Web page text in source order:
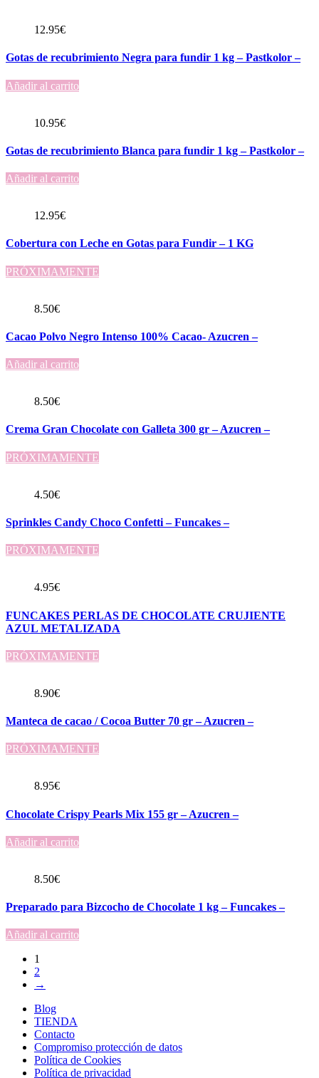
12.95€
Gotas de recubrimiento Negra para fundir 1 kg – Pastkolor –
Añadir al carrito
10.95€
Gotas de recubrimiento Blanca para fundir 1 kg – Pastkolor –
Añadir al carrito
12.95€
Cobertura con Leche en Gotas para Fundir – 1 KG
PRÓXIMAMENTE
8.50€
Cacao Polvo Negro Intenso 100% Cacao- Azucren –
Añadir al carrito
8.50€
Crema Gran Chocolate con Galleta 300 gr – Azucren –
PRÓXIMAMENTE
4.50€
Sprinkles Candy Choco Confetti – Funcakes –
PRÓXIMAMENTE
4.95€
FUNCAKES PERLAS DE CHOCOLATE CRUJIENTE
AZUL METALIZADA
PRÓXIMAMENTE
8.90€
Manteca de cacao / Cocoa Butter 70 gr – Azucren –
PRÓXIMAMENTE
8.95€
Chocolate Crispy Pearls Mix 155 gr – Azucren –
Añadir al carrito
8.50€
Preparado para Bizcocho de Chocolate 1 kg – Funcakes –
Añadir al carrito
1
2
→
Blog
TIENDA
Contacto
Compromiso protección de datos
Política de Cookies
Política de privacidad